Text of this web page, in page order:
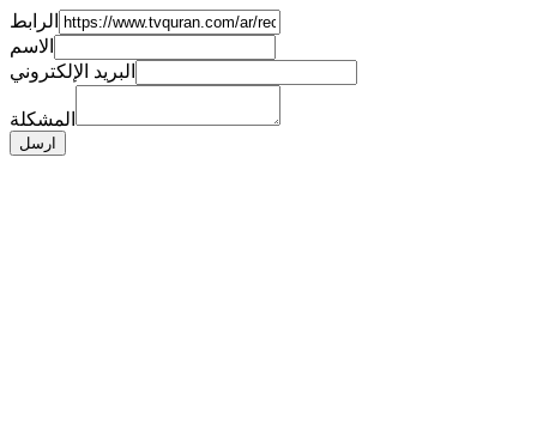
الرابط
الاسم
البريد الإلكتروني
المشكلة
ارسل